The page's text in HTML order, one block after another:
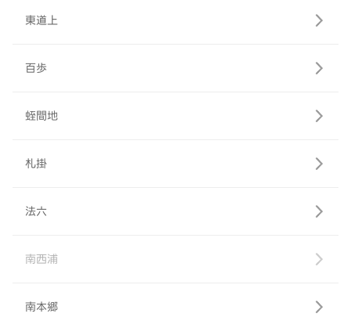
東道上
百歩
蛭間地
札掛
法六
南西浦
南本郷